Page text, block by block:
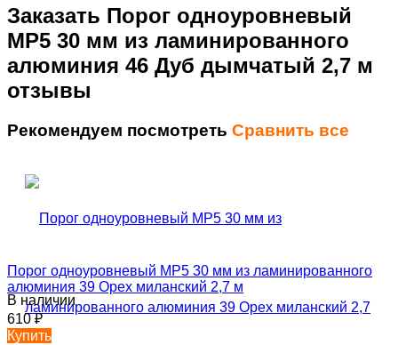
Заказать Порог одноуровневый
MP5 30 мм из ламинированного
алюминия 46 Дуб дымчатый 2,7 м
отзывы
Рекомендуем посмотреть Сравнить все
Порог одноуровневый MP5 30 мм из ламинированного
алюминия 39 Орех миланский 2,7 м
В наличии
610₽
Купить